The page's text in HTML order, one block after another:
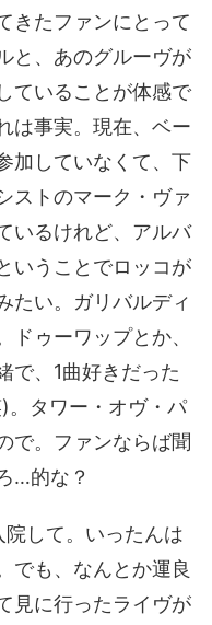
きたファンにとって
と、あのグルーヴが
ていることが体感で
は事実。現在、ベー
加していなくて、下
ストのマーク・ヴァ
いるけれど、アルバ
いうことでロッコが
たい。ガリバルディ
ドゥーワップとか、
で、1曲好きだった
。タワー・オヴ・パ
で。ファンならば聞
…的な？
して。いったんは
でも、なんとか運良
見に行ったライヴが